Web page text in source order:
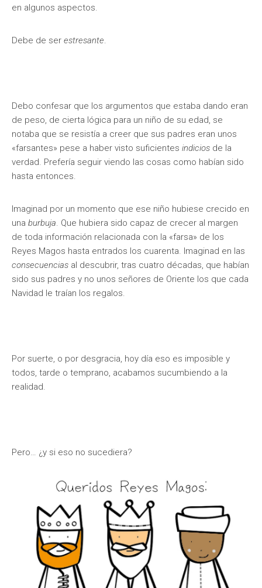
en algunos aspectos.
Debe de ser estresante.
Debo confesar que los argumentos que estaba dando eran
de peso, de cierta lógica para un niño de su edad, se
notaba que se resistía a creer que sus padres eran unos
«farsantes» pese a haber visto suficientes indicios de la
verdad. Prefería seguir viendo las cosas como habían sido
hasta entonces.
Imaginad por un momento que ese niño hubiese crecido en
una burbuja. Que hubiera sido capaz de crecer al margen
de toda información relacionada con la «farsa» de los
Reyes Magos hasta entrados los cuarenta. Imaginad en las
consecuencias al descubrir, tras cuatro décadas, que habían
sido sus padres y no unos señores de Oriente los que cada
Navidad le traían los regalos.
Por suerte, o por desgracia, hoy día eso es imposible y
todos, tarde o temprano, acabamos sucumbiendo a la
realidad.
Pero… ¿y si eso no sucediera?